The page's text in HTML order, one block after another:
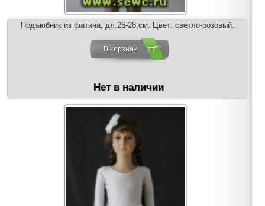
Подъюбник из фатина, дл.26-28 см. Цвет: светло-розовый.
Нет в наличии